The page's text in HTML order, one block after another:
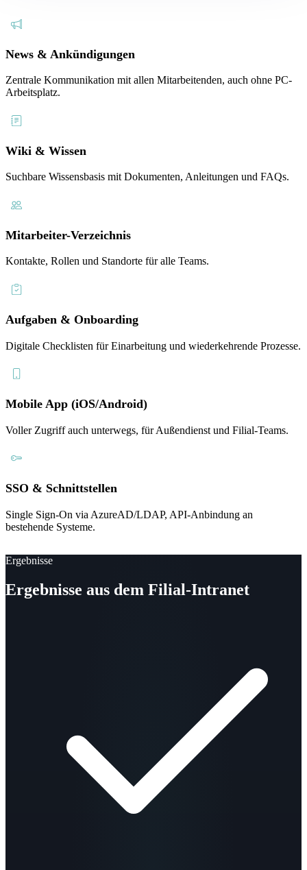
News & Ankündigungen
Zentrale Kommunikation mit allen Mitarbeitenden, auch ohne PC-
Arbeitsplatz.
Wiki & Wissen
Suchbare Wissensbasis mit Dokumenten, Anleitungen und FAQs.
Mitarbeiter-Verzeichnis
Kontakte, Rollen und Standorte für alle Teams.
Aufgaben & Onboarding
Digitale Checklisten für Einarbeitung und wiederkehrende Prozesse.
Mobile App (iOS/Android)
Voller Zugriff auch unterwegs, für Außendienst und Filial-Teams.
SSO & Schnittstellen
Single Sign-On via AzureAD/LDAP, API-Anbindung an
bestehende Systeme.
Ergebnisse
Ergebnisse aus dem Filial-Intranet